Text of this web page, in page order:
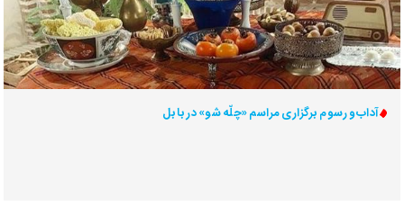
آداب و رسوم برگزاری مراسم «چلّه شو» در بابل